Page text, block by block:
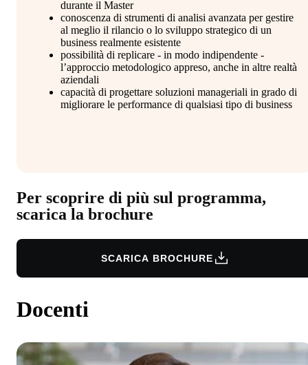
durante il Master
conoscenza di strumenti di analisi avanzata per gestire
al meglio il rilancio o lo sviluppo strategico di un
business realmente esistente
possibilità di replicare - in modo indipendente -
l’approccio metodologico appreso, anche in altre realtà
aziendali
capacità di progettare soluzioni manageriali in grado di
migliorare le performance di qualsiasi tipo di business
Per scoprire di più sul programma,
scarica la brochure
SCARICA BROCHURE
Docenti